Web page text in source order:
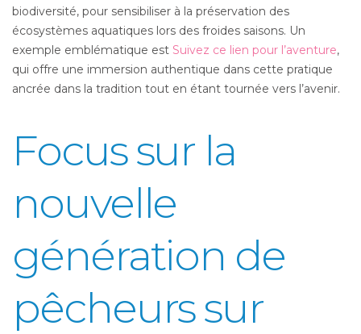
biodiversité, pour sensibiliser à la préservation des
écosystèmes aquatiques lors des froides saisons. Un
exemple emblématique est Suivez ce lien pour l’aventure,
qui offre une immersion authentique dans cette pratique
ancrée dans la tradition tout en étant tournée vers l’avenir.
Focus sur la
nouvelle
génération de
pêcheurs sur